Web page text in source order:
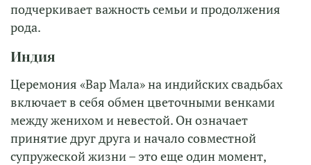
подчеркивает важность семьи и продолжения
рода.
Индия
Церемония «Вар Мала» на индийских свадьбах
включает в себя обмен цветочными венками
между женихом и невестой. Он означает
принятие друг друга и начало совместной
супружеской жизни – это еще один момент,